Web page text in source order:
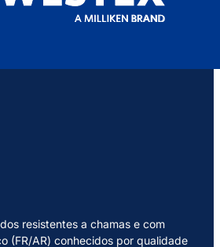
resistentes a chamas e com
(FR/AR) conhecidos por qualidade